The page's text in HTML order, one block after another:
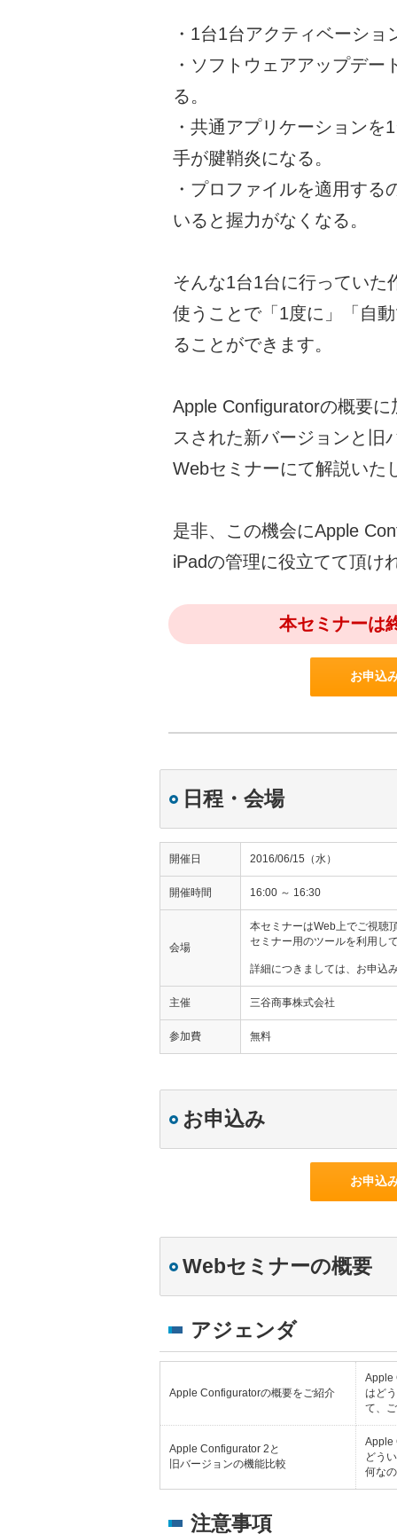
・1台1台アクティベーショ
・ソフトウェアアップデ
る。
・共通アプリケーション
手が腱鞘炎になる。
・プロファイルを適用す
いると握力がなくなる。
そんな1台1台に行っていた
使うことで「1度に」「自
ることができます。
Apple Configuratorの概要
スされた新バージョンと旧
Webセミナーにて解説いた
是非、この機会にApple
iPadの管理に役立てて頂け
本セミナーは
お申込
日程・会場
開催日 2016/06/15（水）
開催時間 16:00 ～ 16:30
会場
本セミナーはWeb上でご視聴
セミナー用のツールを利用し
詳細につきましては、お申込
主催 三谷商事株式会社
参加費 無料
お申込み
お申込
Webセミナーの概要
アジェンダ
Apple Configuratorの概要をご紹介
Apple
はど
て、
Apple Configurator 2と
旧バージョンの機能比較
Apple
どう
何な
注意事項